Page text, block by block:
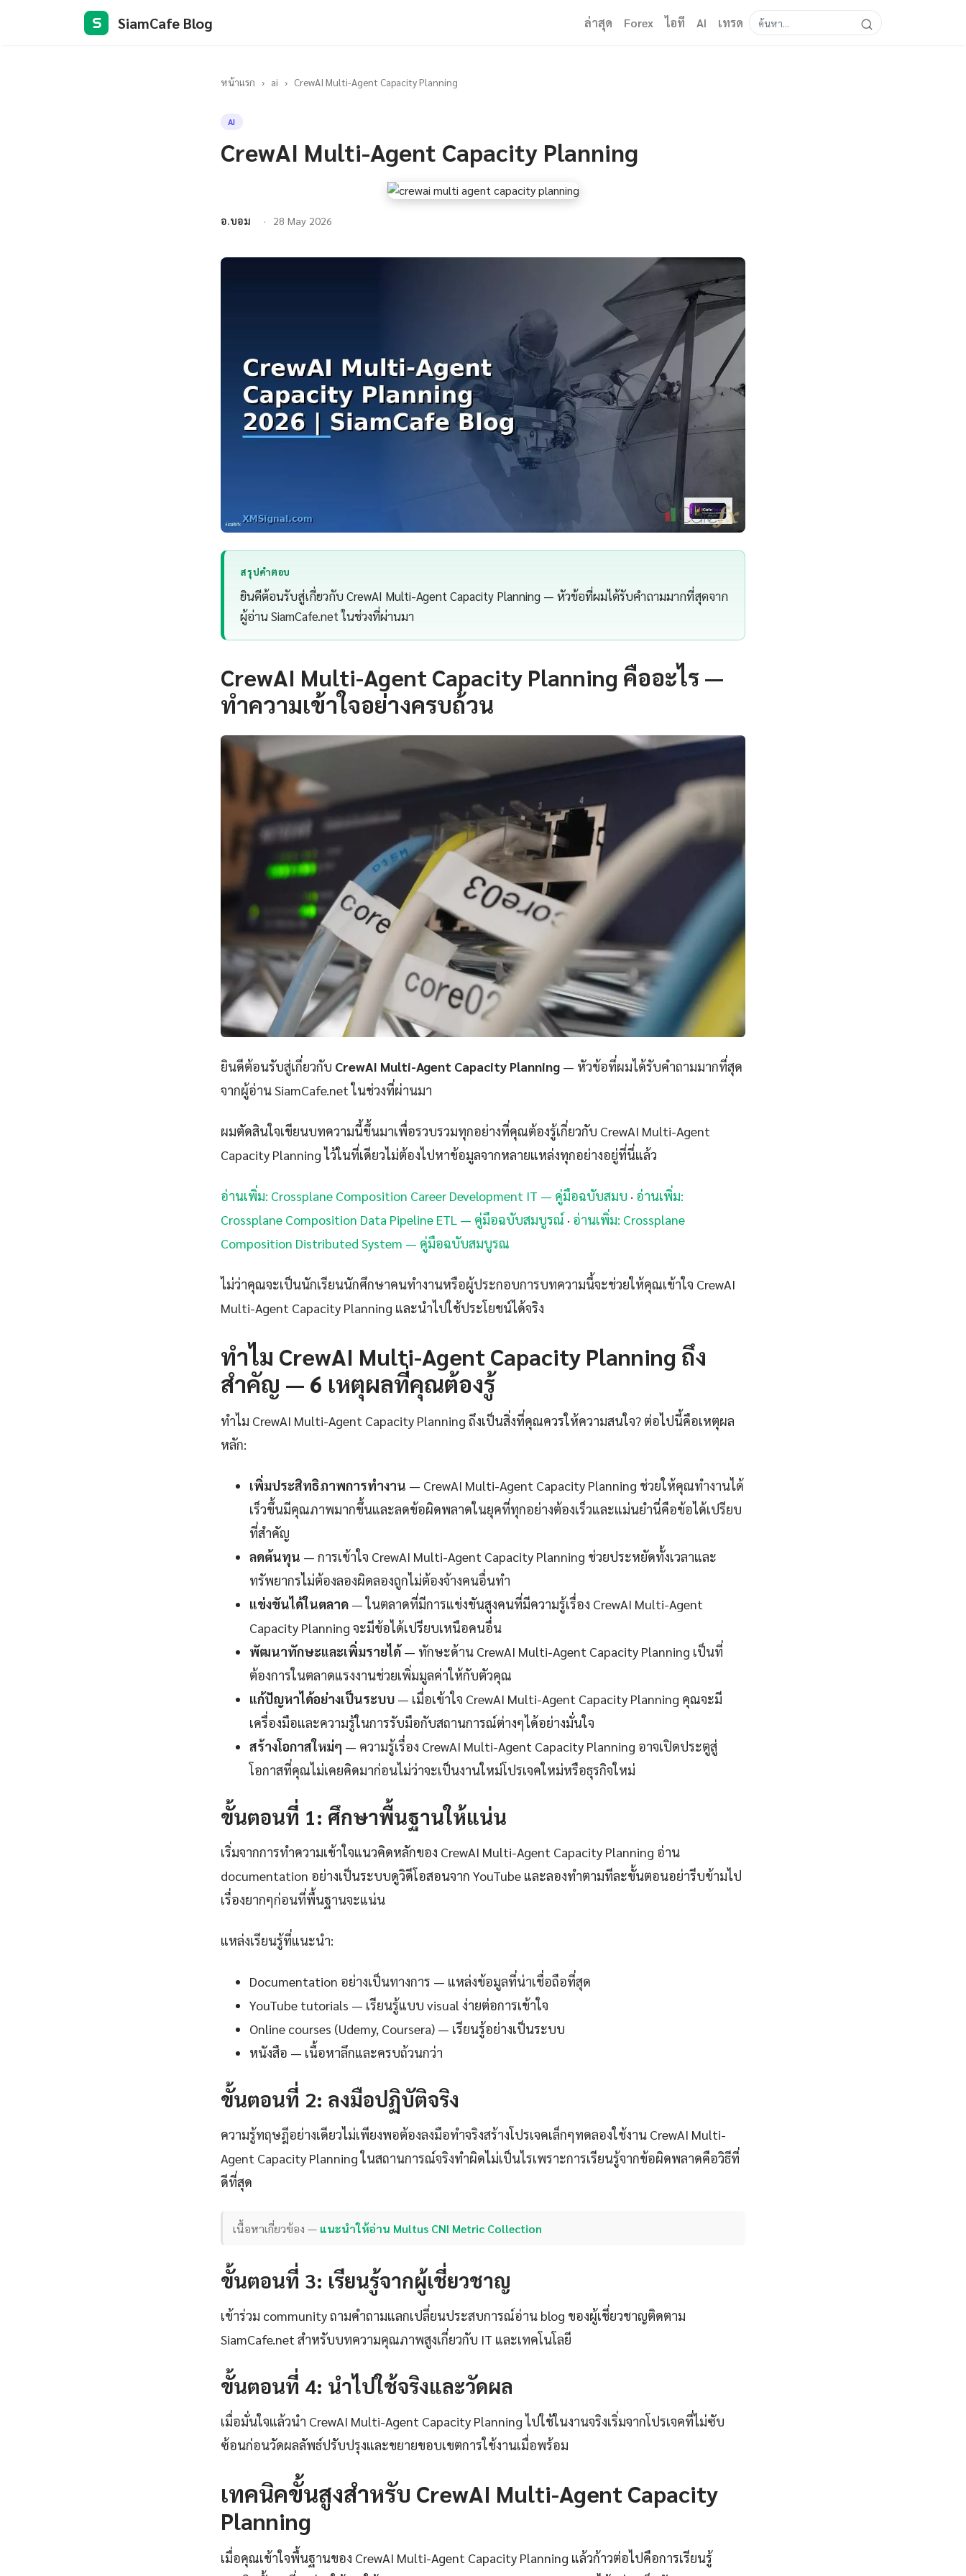
S SiamCafe Blog ล่าสุด Forex ไอที AI เทรด
หน้าแรก › ai › CrewAI Multi-Agent Capacity Planning
AI
CrewAI Multi-Agent Capacity Planning
อ.บอม 28 May 2026
สรุปคำตอบ
ยินดีต้อนรับสู่เกี่ยวกับ CrewAI Multi-Agent Capacity Planning — หัวข้อที่ผมได้รับคำถามมากที่สุดจาก
ผู้อ่าน SiamCafe.net ในช่วงที่ผ่านมา
CrewAI Multi-Agent Capacity Planning คืออะไร —
ทำความเข้าใจอย่างครบถ้วน
ยินดีต้อนรับสู่เกี่ยวกับ CrewAI Multi-Agent Capacity Planning — หัวข้อที่ผมได้รับคำถามมากที่สุด
จากผู้อ่าน SiamCafe.net ในช่วงที่ผ่านมา
ผมตัดสินใจเขียนบทความนี้ขึ้นมาเพื่อรวบรวมทุกอย่างที่คุณต้องรู้เกี่ยวกับ CrewAI Multi-Agent
Capacity Planning ไว้ในที่เดียวไม่ต้องไปหาข้อมูลจากหลายแหล่งทุกอย่างอยู่ที่นี่แล้ว
อ่านเพิ่ม: Crossplane Composition Career Development IT — คู่มือฉบับสมบ · อ่านเพิ่ม:
Crossplane Composition Data Pipeline ETL — คู่มือฉบับสมบูรณ์ · อ่านเพิ่ม: Crossplane
Composition Distributed System — คู่มือฉบับสมบูรณ
ไม่ว่าคุณจะเป็นนักเรียนนักศึกษาคนทำงานหรือผู้ประกอบการบทความนี้จะช่วยให้คุณเข้าใจ CrewAI
Multi-Agent Capacity Planning และนำไปใช้ประโยชน์ได้จริง
ทำไม CrewAI Multi-Agent Capacity Planning ถึง
สำคัญ — 6 เหตุผลที่คุณต้องรู้
ทำไม CrewAI Multi-Agent Capacity Planning ถึงเป็นสิ่งที่คุณควรให้ความสนใจ? ต่อไปนี้คือเหตุผล
หลัก:
เพิ่มประสิทธิภาพการทำงาน — CrewAI Multi-Agent Capacity Planning ช่วยให้คุณทำงานได้
เร็วขึ้นมีคุณภาพมากขึ้นและลดข้อผิดพลาดในยุคที่ทุกอย่างต้องเร็วและแม่นยำนี่คือข้อได้เปรียบ
ที่สำคัญ
ลดต้นทุน — การเข้าใจ CrewAI Multi-Agent Capacity Planning ช่วยประหยัดทั้งเวลาและ
ทรัพยากรไม่ต้องลองผิดลองถูกไม่ต้องจ้างคนอื่นทำ
แข่งขันได้ในตลาด — ในตลาดที่มีการแข่งขันสูงคนที่มีความรู้เรื่อง CrewAI Multi-Agent
Capacity Planning จะมีข้อได้เปรียบเหนือคนอื่น
พัฒนาทักษะและเพิ่มรายได้— ทักษะด้าน CrewAI Multi-Agent Capacity Planning เป็นที่
ต้องการในตลาดแรงงานช่วยเพิ่มมูลค่าให้กับตัวคุณ
แก้ปัญหาได้อย่างเป็นระบบ — เมื่อเข้าใจ CrewAI Multi-Agent Capacity Planning คุณจะมี
เครื่องมือและความรู้ในการรับมือกับสถานการณ์ต่างๆได้อย่างมั่นใจ
สร้างโอกาสใหม่ๆ — ความรู้เรื่อง CrewAI Multi-Agent Capacity Planning อาจเปิดประตูสู่
โอกาสที่คุณไม่เคยคิดมาก่อนไม่ว่าจะเป็นงานใหม่โปรเจคใหม่หรือธุรกิจใหม่
ขั้นตอนที่ 1: ศึกษาพื้นฐานให้แน่น
เริ่มจากการทำความเข้าใจแนวคิดหลักของ CrewAI Multi-Agent Capacity Planning อ่าน
documentation อย่างเป็นระบบดูวิดีโอสอนจาก YouTube และลองทำตามทีละขั้นตอนอย่ารีบข้ามไป
เรื่องยากๆก่อนที่พื้นฐานจะแน่น
แหล่งเรียนรู้ที่แนะนำ:
Documentation อย่างเป็นทางการ — แหล่งข้อมูลที่น่าเชื่อถือที่สุด
YouTube tutorials — เรียนรู้แบบ visual ง่ายต่อการเข้าใจ
Online courses (Udemy, Coursera) — เรียนรู้อย่างเป็นระบบ
หนังสือ — เนื้อหาลึกและครบถ้วนกว่า
ขั้นตอนที่ 2: ลงมือปฏิบัติจริง
ความรู้ทฤษฎีอย่างเดียวไม่เพียงพอต้องลงมือทำจริงสร้างโปรเจคเล็กๆทดลองใช้งาน CrewAI Multi-
Agent Capacity Planning ในสถานการณ์จริงทำผิดไม่เป็นไรเพราะการเรียนรู้จากข้อผิดพลาดคือวิธีที่
ดีที่สุด
เนื้อหาเกี่ยวข้อง — แนะนำให้อ่าน Multus CNI Metric Collection
ขั้นตอนที่ 3: เรียนรู้จากผู้เชี่ยวชาญ
เข้าร่วม community ถามคำถามแลกเปลี่ยนประสบการณ์อ่าน blog ของผู้เชี่ยวชาญติดตาม
SiamCafe.net สำหรับบทความคุณภาพสูงเกี่ยวกับ IT และเทคโนโลยี
ขั้นตอนที่ 4: นำไปใช้จริงและวัดผล
เมื่อมั่นใจแล้วนำ CrewAI Multi-Agent Capacity Planning ไปใช้ในงานจริงเริ่มจากโปรเจคที่ไม่ซับ
ซ้อนก่อนวัดผลลัพธ์ปรับปรุงและขยายขอบเขตการใช้งานเมื่อพร้อม
เทคนิคขั้นสูงสำหรับ CrewAI Multi-Agent Capacity
Planning
เมื่อคุณเข้าใจพื้นฐานของ CrewAI Multi-Agent Capacity Planning แล้วก้าวต่อไปคือการเรียนรู้